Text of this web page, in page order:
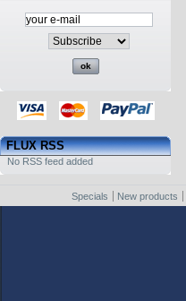
FLUX RSS
No RSS feed added
Specials New products